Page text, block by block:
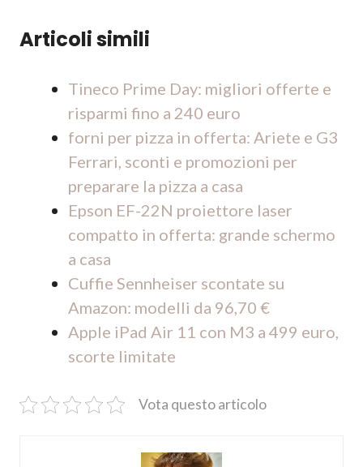
Articoli simili
Tineco Prime Day: migliori offerte e
risparmi fino a 240 euro
forni per pizza in offerta: Ariete e G3
Ferrari, sconti e promozioni per
preparare la pizza a casa
Epson EF-22N proiettore laser
compatto in offerta: grande schermo
a casa
Cuffie Sennheiser scontate su
Amazon: modelli da 96,70 €
Apple iPad Air 11 con M3 a 499 euro,
scorte limitate
Vota questo articolo